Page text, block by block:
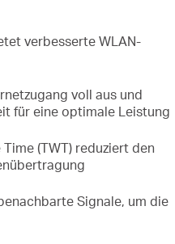
verbesserte WLAN-
voll aus und
für eine optimale Leistung
Time (TWT) reduziert den
Signale, um die